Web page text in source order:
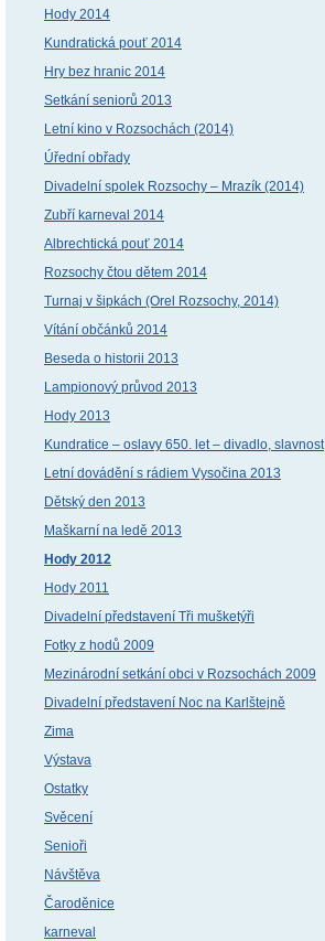
Hody 2014
Kundratická pouť 2014
Hry bez hranic 2014
Setkání seniorů 2013
Letní kino v Rozsochách (2014)
Úřední obřady
Divadelní spolek Rozsochy – Mrazík (2014)
Zubří karneval 2014
Albrechtická pouť 2014
Rozsochy čtou dětem 2014
Turnaj v šipkách (Orel Rozsochy, 2014)
Vítání občánků 2014
Beseda o historii 2013
Lampionový průvod 2013
Hody 2013
Kundratice – oslavy 650. let – divadlo, slavnost
Letní dovádění s rádiem Vysočina 2013
Dětský den 2013
Maškarní na ledě 2013
Hody 2012
Hody 2011
Divadelní představení Tři mušketýři
Fotky z hodů 2009
Mezinárodní setkání obci v Rozsochách 2009
Divadelní představení Noc na Karlštejně
Zima
Výstava
Ostatky
Svěcení
Senioři
Návštěva
Čaroděnice
karneval